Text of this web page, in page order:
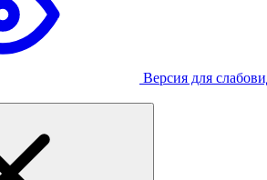
Версия для